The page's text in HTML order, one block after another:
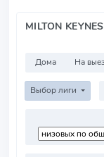
MILTON
Дома На
Выбор лиги